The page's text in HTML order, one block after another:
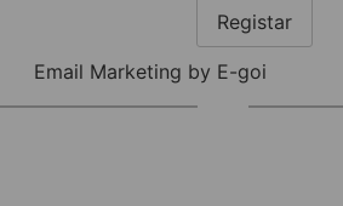
Registar
Email Marketing by E-goi